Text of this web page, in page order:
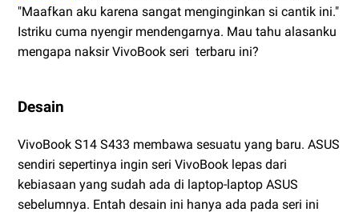
"Maafkan aku karena sangat menginginkan si cantik ini."
Istriku cuma nyengir mendengarnya. Mau tahu alasanku
mengapa naksir VivoBook seri terbaru ini?
Desain
VivoBook S14 S433 membawa sesuatu yang baru. ASUS
sendiri sepertinya ingin seri VivoBook lepas dari
kebiasaan yang sudah ada di laptop-laptop ASUS
sebelumnya. Entah desain ini hanya ada pada seri ini